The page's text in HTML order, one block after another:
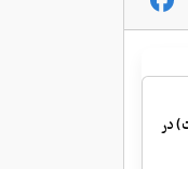
در